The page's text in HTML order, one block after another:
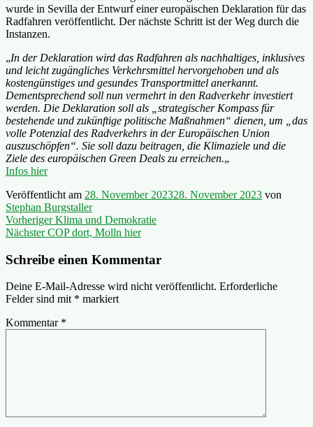
wurde in Sevilla der Entwurf einer europäischen Deklaration für das
Radfahren veröffentlicht. Der nächste Schritt ist der Weg durch die
Instanzen.
„In der Deklaration wird das Radfahren als nachhaltiges, inklusives
und leicht zugängliches Verkehrsmittel hervorgehoben und als
kostengünstiges und gesundes Transportmittel anerkannt.
Dementsprechend soll nun vermehrt in den Radverkehr investiert
werden. Die Deklaration soll als „strategischer Kompass für
bestehende und zukünftige politische Maßnahmen“ dienen, um „das
volle Potenzial des Radverkehrs in der Europäischen Union
auszuschöpfen“. Sie soll dazu beitragen, die Klimaziele und die
Ziele des europäischen Green Deals zu erreichen.„
Infos hier
Veröffentlicht am 28. November 202328. November 2023 von
Stephan Burgstaller
Beitragsnavigation
Vorheriger Vorheriger
Beitrag:
Klima und Demokratie
Nächster Nächster
COP dort, Molln hier
Schreibe einen Kommentar
Deine E-Mail-Adresse wird nicht veröffentlicht. Erforderliche
Felder sind mit * markiert
Kommentar *